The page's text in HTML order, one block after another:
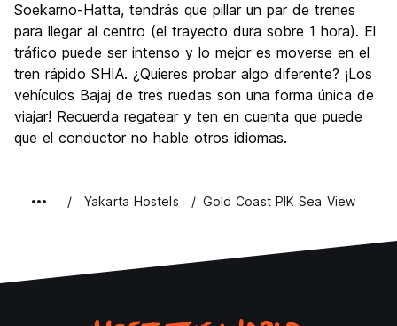
Soekarno-Hatta, tendrás que pillar un par de trenes
para llegar al centro (el trayecto dura sobre 1 hora). El
tráfico puede ser intenso y lo mejor es moverse en el
tren rápido SHIA. ¿Quieres probar algo diferente? ¡Los
vehículos Bajaj de tres ruedas son una forma única de
viajar! Recuerda regatear y ten en cuenta que puede
que el conductor no hable otros idiomas.
Yakarta Hostels Gold Coast PIK Sea View